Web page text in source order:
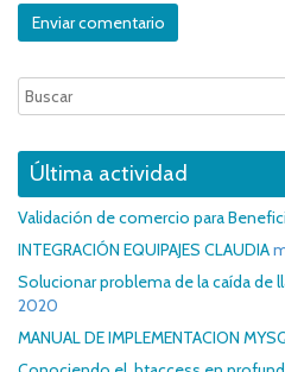
Última actividad
Validación de comercio para
INTEGRACIÓN EQUIPAJES CLAUDIA
Solucionar problema de la caída de
2020
MANUAL DE IMPLEMENTACION